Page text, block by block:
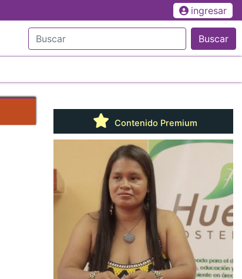
ingresar
Buscar
Contenido Premium